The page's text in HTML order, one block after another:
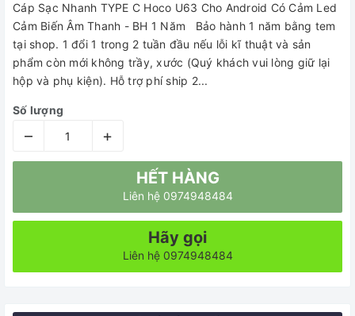
Cáp Sạc Nhanh TYPE C Hoco U63 Cho Android Có Cảm Led
Cảm Biến Âm Thanh - BH 1 Năm Bảo hành 1 năm bằng tem
tại shop. 1 đổi 1 trong 2 tuần đầu nếu lỗi kĩ thuật và sản
phẩm còn mới không trầy, xước (Quý khách vui lòng giữ lại
hộp và phụ kiện). Hỗ trợ phí ship 2...
Số lượng
– +
HẾT HÀNG
Liên hệ 0974948484
Hãy gọi
Liên hệ 0974948484